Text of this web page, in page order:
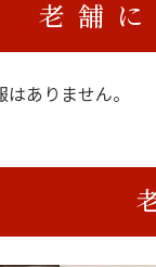
老舗
ありません。